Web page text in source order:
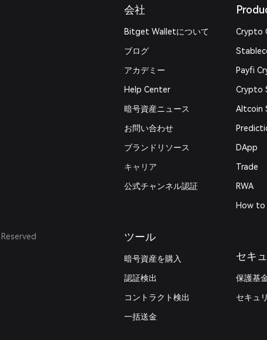
会社
Bitget Walletについて
ブログ
アカデミー
Help Center
暗号資産ニュース
お問い合わせ
ブランドリソース
キャリア
公式チャンネル認証
ツール
暗号資産を購入
認証検出
コントラクト検出
一括送金
Crypto
Payfi
Crypto
Altcoin
DApp
Trade
RWA
How to
セキ
保護基
セキュ